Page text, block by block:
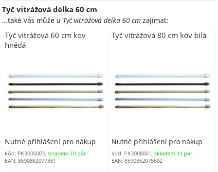
Tyč vitrážová délka 60 cm
...také Vás může u Tyč vitrážová délka 60 cm zajímat:
Tyč vitrážová 60 cm kov
hnědá
Nutné přihlášení pro nákup
kód: PK3006003, skladem 10 pár
EAN: 8590862077361
Tyč vitrážová 80 cm kov bílá
Nutné přihlášení pro nákup
kód: PK3008001,skladem 11 pár
EAN: 8590862075602